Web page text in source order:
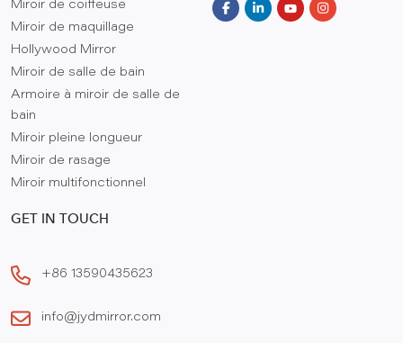
Miroir de coiffeuse
Miroir de maquillage
Hollywood Mirror
Miroir de salle de bain
Armoire à miroir de salle de
bain
Miroir pleine longueur
Miroir de rasage
Miroir multifonctionnel
GET IN TOUCH
+86 13590435623
info@jydmirror.com